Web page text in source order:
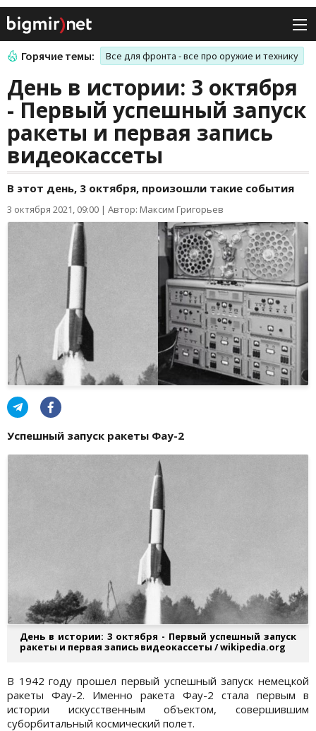
Горячие темы: Все для фронта - все про оружие и технику
День в истории: 3 октября
- Первый успешный запуск
ракеты и первая запись
видеокассеты
В этот день, 3 октября, произошли такие события
3 октября 2021, 09:00 | Автор: Максим Григорьев
Успешный запуск ракеты Фау-2
День в истории: 3 октября - Первый успешный запуск
ракеты и первая запись видеокассеты / wikipedia.org
В 1942 году прошел первый успешный запуск немецкой
ракеты Фау-2. Именно ракета Фау-2 стала первым в
истории искусственным объектом, совершившим
суборбитальный космический полет.